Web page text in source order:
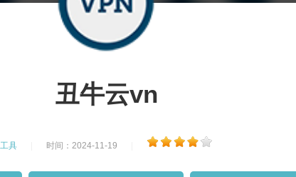
丑牛云vn
工具 时间：2024-11-19